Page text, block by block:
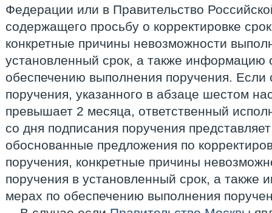
Федерации или в Правительство
содержащего просьбу о корректировке
конкретные причины невозможности
установленный срок, а также информацию
обеспечению выполнения поручения. Если
поручения, указанного в абзаце шестом
превышает 2 месяца, ответственный
со дня подписания поручения
обоснованные предложения по
поручения, конкретные причины
поручения в установленный срок, а также
мерах по обеспечению выполнения